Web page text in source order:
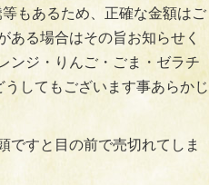
もあるため、正確な金額はご
ある場合はその旨お知らせく
ンジ・りんご・ごま・ゼラチ
してもございます事あらかじ
ですと目の前で売切れてしま